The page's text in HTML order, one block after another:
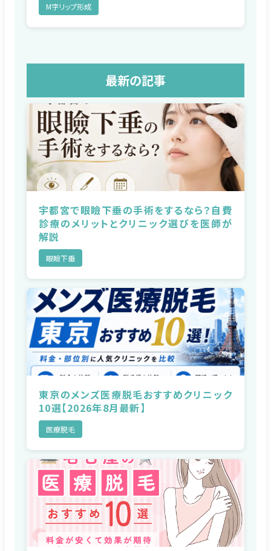
M字リップ形成
最新の記事
宇都宮で眼瞼下垂の手術をするなら？自費
診療のメリットとクリニック選びを医師が
解説
眼瞼下垂
東京のメンズ医療脱毛おすすめクリニック
10選【2026年8月最新】
医療脱毛